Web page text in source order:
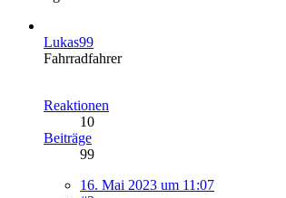
Lukas99
Fahrradfahrer
Reaktionen
10
Beiträge
99
16. Mai 2023 um 11:07